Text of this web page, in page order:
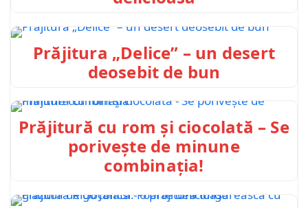
Prăjitura „Delice” – un desert
deosebit de bun
Prăjitură cu rom și ciocolată – Se
porivește de minune
combinația!